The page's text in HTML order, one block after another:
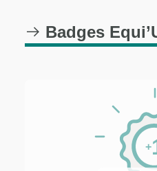
Badges
+